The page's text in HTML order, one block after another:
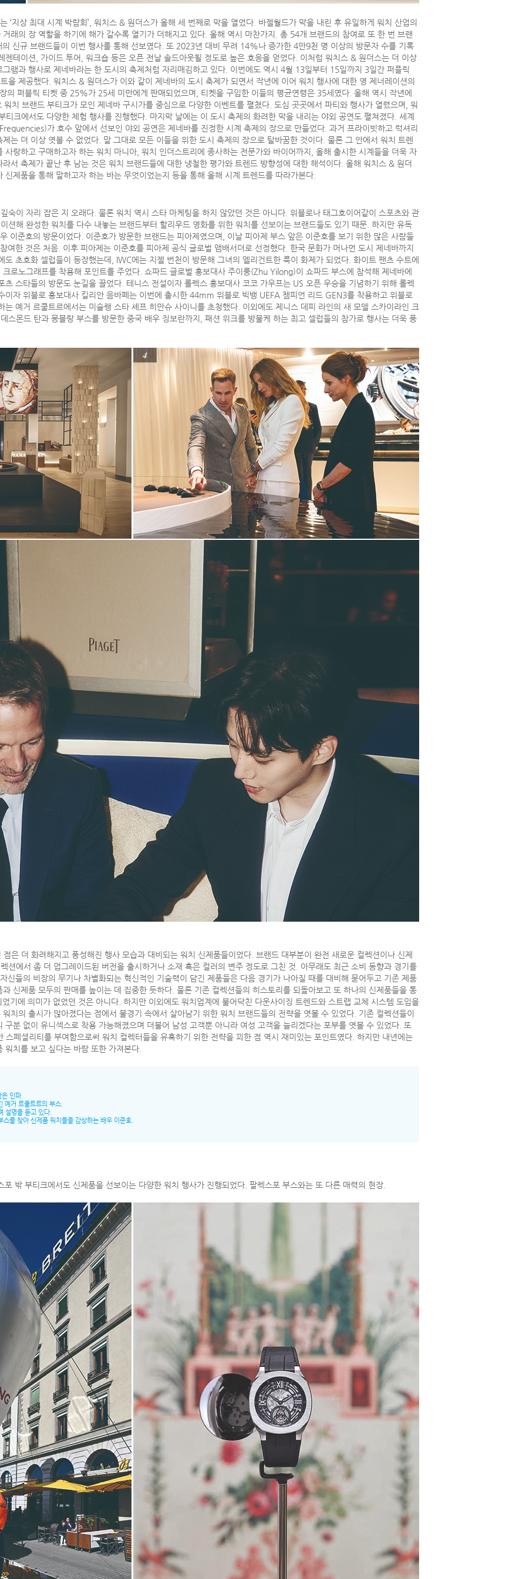
‘지상 최대 시계 박람회’, 워치스 & 원더스가 올해 세 번째로 막을 열었다. 바젤월드가 막을 내린 후 유일하게 워치 산업의
래의 장 역할을 하기에 해가 갈수록 열기가 더해지고 있다. 올해 역시 마찬가지. 총 54개 브랜드의 참여로 또 한 번 브랜
신규 브랜드들이 이번 행사를 통해 선보였다. 또 2023년 대비 무려 14%나 증가한 4만9천 명 이상의 방문자 수를 기록
젠테이션, 가이드 투어, 워크숍 등은 오픈 전날 솔드아웃될 정도로 높은 호응을 얻었다. 이처럼 워치스 & 원더스는 더 이상
램과 행사로 제네바라는 한 도시의 축제처럼 자리매김하고 있다. 이번에도 역시 4월 13일부터 15일까지 3일간 퍼플릭
을 제공했다. 워치스 & 원더스가 이와 같이 제네바의 도시 축제가 되면서 작년에 이어 워치 행사에 대한 영 제너레이션의
의 퍼블릭 티켓 중 25%가 25세 미만에게 판매되었으며, 티켓을 구입한 이들의 평균연령은 35세였다. 올해 역시 작년에
워치 브랜드 부티크가 모인 제네바 구시가를 중심으로 다양한 이벤트를 펼쳤다. 도심 곳곳에서 파티와 행사가 열렸으며, 워
크에서도 다양한 체험 행사를 진행했다. 마지막 날에는 이 도시 축제의 화려한 막을 내리는 야외 공연도 펼쳐졌다. 세계
가 호수 앞에서 선보인 야외 공연은 제네바를 진정한 시계 축제의 장으로 만들었다. 과거 프라이빗하고 럭셔리
는 더 이상 엿볼 수 없었다. 말 그대로 모든 이들을 위한 도시 축제의 장으로 탈바꿈한 것이다. 물론 그 안에서 워치 트렌
랑하고 구매하고자 하는 워치 마니아, 워치 인더스트리에 종사하는 전문가와 바이어까지, 올해 출시한 시계들을 더욱 자
서 축제가 끝난 후 남는 것은 워치 브랜드들에 대한 냉철한 평가와 트렌드 방향성에 대한 해석이다. 올해 워치스 & 원더
제품을 통해 말하고자 하는 바는 무엇이었는지 등을 통해 올해 시계 트렌드를 따라가본다.
숙이 자리 잡은 지 오래다. 물론 워치 역시 스타 마케팅을 하지 않았던 것은 아니다. 위블로나 태그호이어같이 스포츠와 관
션해 완성한 워치를 다수 내놓는 브랜드부터 할리우드 영화를 위한 워치를 선보이는 브랜드들도 있기 때문. 하지만 유독
이준호의 방문이었다. 이준호가 방문한 브랜드는 피아제였으며, 이날 피아제 부스 앞은 이준호를 보기 위한 많은 사람들
여한 것은 처음. 이후 피아제는 이준호를 피아제 공식 글로벌 앰배서더로 선정했다. 한국 문화가 머나먼 도시 제네바까지
초호화 셀럽들이 등장했는데, IWC에는 지젤 번천이 방문해 그녀의 엘리건트한 룩이 화제가 되었다. 화이트 팬츠 수트에
로노그래프를 착용해 포인트를 주었다. 쇼파드 글로벌 홍보대사 주이룽(Zhu Yilong)이 쇼파드 부스에 참석해 제네바에
스타들의 방문도 눈길을 끌었다. 테니스 전설이자 롤렉스 홍보대사 코코 가우프는 US 오픈 우승을 기념하기 위해 롤렉
이자 위블로 홍보대사 킬리안 음바페는 이번에 출시한 44mm 위블로 빅뱅 UEFA 챔피언 리드 GEN3를 착용하고 위블로
예거 르쿨트르에서는 미슐랭 스타 셰프 히만슈 사이니를 초청했다. 이외에도 제니스 데피 라인의 새 모델 스카이라인 크
스몬드 탄과 몽블랑 부스를 방문한 중국 배우 징보란까지, 패션 위크를 방불케 하는 최고 셀럽들의 참가로 행사는 더욱 풍
4
은 더 화려해지고 풍성해진 행사 모습과 대비되는 워치 신제품들이었다. 브랜드 대부분이 완전 새로운 컬렉션이나 신제
션에서 좀 더 업그레이드된 버전을 출시하거나 소재 혹은 컬러의 변주 정도로 그친 것. 아무래도 최근 소비 동향과 경기를
신들의 비장의 무기나 차별화되는 혁신적인 기술력이 담긴 제품들은 다음 경기가 나아질 때를 대비해 묻어두고 기존 제품
신제품 모두의 판매를 높이는 데 집중한 듯하다. 물론 기존 컬렉션들의 히스토리를 되돌아보고 또 하나의 신제품들을 통
기에 의미가 없었던 것은 아니다. 하지만 이외에도 워치업계에 불어닥친 다운사이징 트렌드와 스트랩 교체 시스템 도입을
치의 출시가 많아졌다는 점에서 불경기 속에서 살아남기 위한 워치 브랜드들의 전략을 엿볼 수 있었다. 기존 컬렉션들이
분 없이 유니섹스로 착용 가능해졌으며 더불어 남성 고객뿐 아니라 여성 고객을 늘리겠다는 포부를 엿볼 수 있었다. 또
스페셜리티를 부여함으로써 워치 컬렉터들을 유혹하기 위한 전략을 꾀한 점 역시 재미있는 포인트였다. 하지만 내년에는
치를 보고 싶다는 바람 또한 가져본다.
인파.
예거 르쿨트르의 부스.
설명을 듣고 있다.
를 찾아 신제품 워치들을 감상하는 배우 이준호.
밖 부티크에서도 신제품을 선보이는 다양한 워치 행사가 진행되었다. 팔렉스포 부스와는 또 다른 매력의 현장.